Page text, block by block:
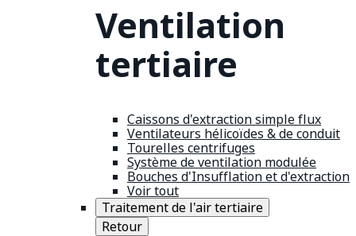
Ventilation
tertiaire
Caissons d'extraction simple flux
Ventilateurs hélicoïdes & de conduit
Tourelles centrifuges
Système de ventilation modulée
Bouches d'Insufflation et d'extraction
Voir tout
Traitement de l'air tertiaire
Retour